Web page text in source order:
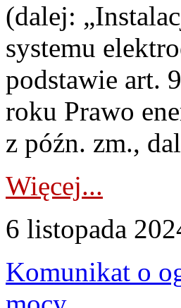
(dalej:
systemu
podstawie art.
roku Prawo
z późn. zm.,
Więcej...
6 listopada
Komunikat o